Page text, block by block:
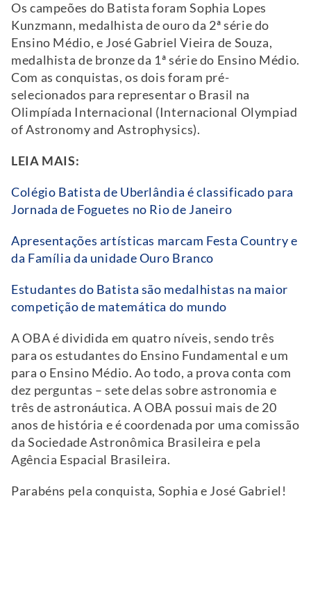
Os campeões do Batista foram Sophia Lopes
Kunzmann, medalhista de ouro da 2ª série do
Ensino Médio, e José Gabriel Vieira de Souza,
medalhista de bronze da 1ª série do Ensino Médio.
Com as conquistas, os dois foram pré-
selecionados para representar o Brasil na
Olimpíada Internacional (Internacional Olympiad
of Astronomy and Astrophysics).
LEIA MAIS:
Colégio Batista de Uberlândia é classificado para
Jornada de Foguetes no Rio de Janeiro
Apresentações artísticas marcam Festa Country e
da Família da unidade Ouro Branco
Estudantes do Batista são medalhistas na maior
competição de matemática do mundo
A OBA é dividida em quatro níveis, sendo três
para os estudantes do Ensino Fundamental e um
para o Ensino Médio. Ao todo, a prova conta com
dez perguntas – sete delas sobre astronomia e
três de astronáutica. A OBA possui mais de 20
anos de história e é coordenada por uma comissão
da Sociedade Astronômica Brasileira e pela
Agência Espacial Brasileira.
Parabéns pela conquista, Sophia e José Gabriel!